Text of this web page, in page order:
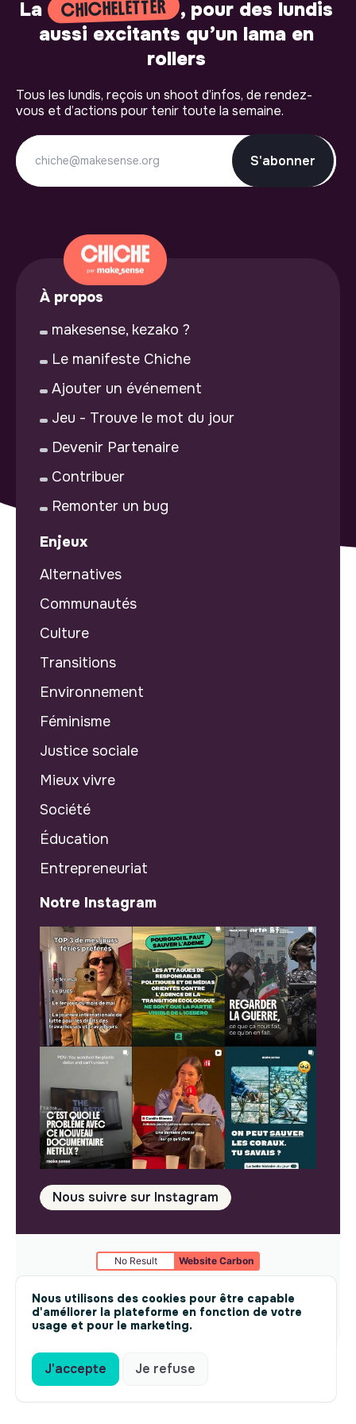
La CHICHELETTER
, pour des lundis
aussi excitants qu’un lama en
rollers
Tous les lundis, reçois un shoot d’infos, de rendez-
vous et d’actions pour tenir toute la semaine.
S'abonner
Nous utilisons des cookies pour être capable
d'améliorer la plateforme en fonction de votre
usage et pour le marketing.
J'accepte Je refuse
À propos
makesense, kezako ?
Le manifeste Chiche
Ajouter un événement
Jeu - Trouve le mot du jour
Devenir Partenaire
Contribuer
Remonter un bug
Enjeux
Alternatives
Communautés
Culture
Transitions
Environnement
Féminisme
Justice sociale
Mieux vivre
Société
Éducation
Entrepreneuriat
Notre Instagram
Nous suivre sur Instagram
No Result Website Carbon
Mentions légales© makesense 2024 -cookies